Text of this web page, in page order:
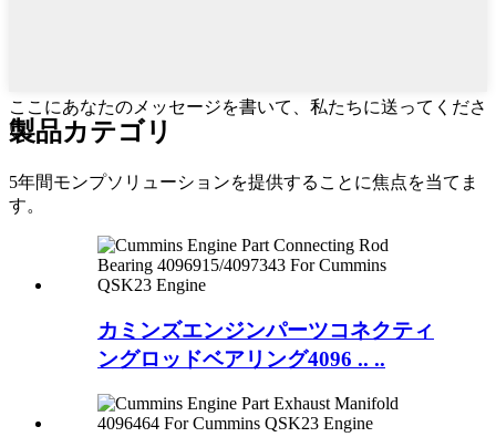
ここにあなたのメッセージを書いて、私たちに送ってくださ
い
製品カテゴリ
5年間モンプソリューションを提供することに焦点を当てま
す。
カミンズエンジンパーツコネクティ
ングロッドベアリング4096 .. ..